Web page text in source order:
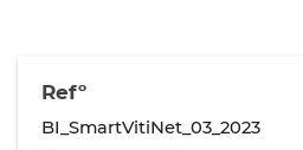
Refº
BI_SmartVitiNet_03_2023